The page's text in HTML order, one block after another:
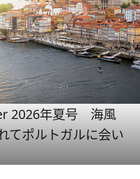
2026年夏号 海風
てポルトガルに会い